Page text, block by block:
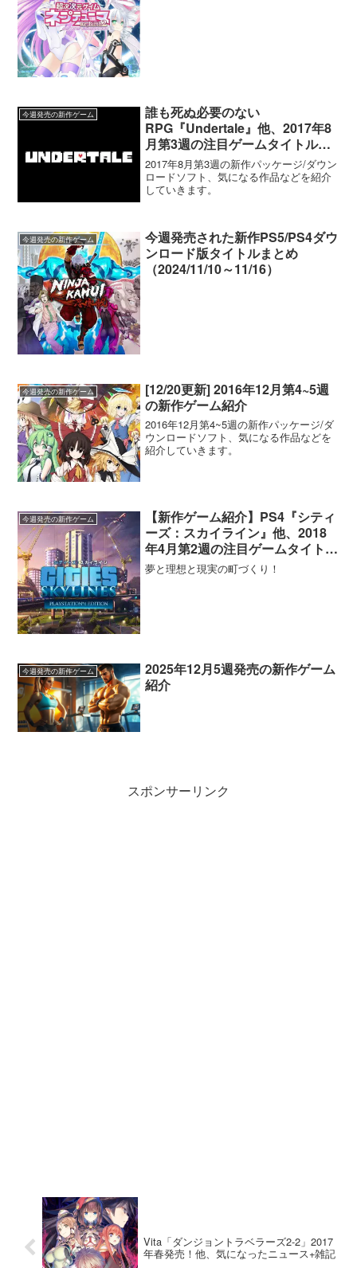
今週発売の新作ゲーム
誰も死ぬ必要のない
RPG『Undertale』他、2017年8
月第3週の注目ゲームタイトル紹
介
2017年8月第3週の新作パッケージ/ダウン
ロードソフト、気になる作品などを紹介
していきます。
今週発売の新作ゲーム
今週発売された新作PS5/PS4ダウ
ンロード版タイトルまとめ
（2024/11/10～11/16）
今週発売の新作ゲーム
[12/20更新] 2016年12月第4~5週
の新作ゲーム紹介
2016年12月第4~5週の新作パッケージ/ダ
ウンロードソフト、気になる作品などを
紹介していきます。
今週発売の新作ゲーム
【新作ゲーム紹介】PS4『シティ
ーズ：スカイライン』他、2018
年4月第2週の注目ゲームタイトル
紹介
夢と理想と現実の町づくり！
今週発売の新作ゲーム
2025年12月5週発売の新作ゲーム
紹介
スポンサーリンク
Vita「ダンジョントラベラーズ2-2」2017
年春発売！他、気になったニュース+雑記